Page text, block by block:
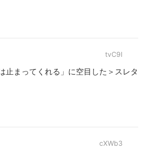
tvC9I
止まってくれる」に空目した＞スレタ
cXWb3